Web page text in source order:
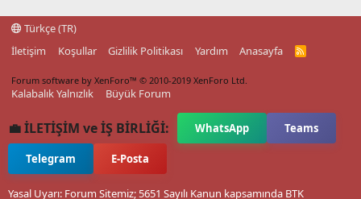
Türkçe (TR)
İletişim
Koşullar Gizlilik Politikası Yardım Anasayfa
R
Forum software by XenForo™ © 2010-2019 XenForo Ltd.
Kalabalık Yalnızlık Büyük Forum
💼 İLETİŞİM ve İŞ BİRLİĞİ: WhatsApp Teams
Telegram E-Posta
Yasal Uyarı: Forum Sitemiz; 5651 Sayılı Kanun kapsamında BTK